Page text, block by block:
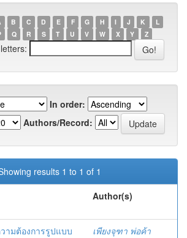
B C D E F G H I J K
L
Q R S T U V W X Y Z
In order:
Authors/Record:
results 1 to 1 of 1
Author(s)
ามต้องการรูปแบบ
เพียงจุฑา พ่อค้า